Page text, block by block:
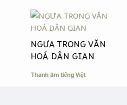
NGƯA TRONG VĂN
HOÁ DÂN GIAN
Thanh âm tiếng Việt